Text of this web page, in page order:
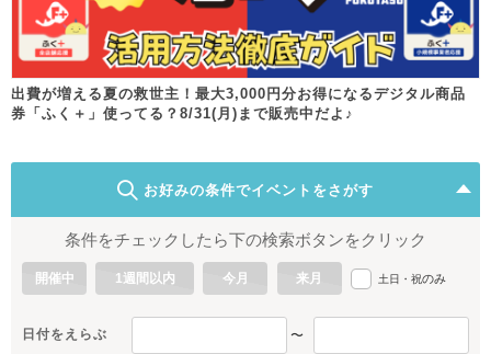
出費が増える夏の救世主！最大3,000円分お得になるデジタル商品
券「ふく＋」使ってる？8/31(月)まで販売中だよ♪
お好みの条件でイベントをさがす
条件をチェックしたら下の検索ボタンをクリック
開催中 1週間以内 今月 来月 土日・祝のみ
日付をえらぶ 〜